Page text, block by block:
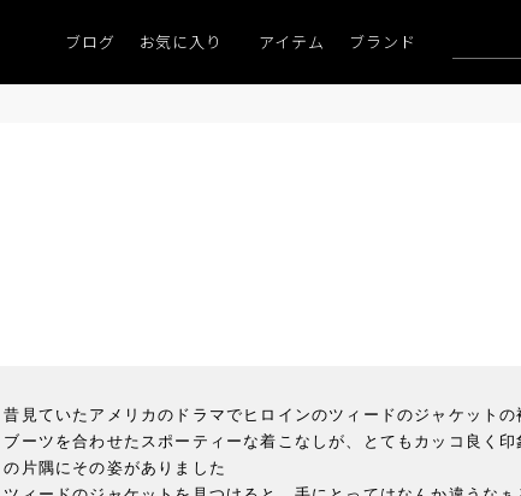
「キレイなニット」 ポイント9％「マンスリーポイントキャンペーン」
ブログ お気に入り アイテム ブランド
昔見ていたアメリカのドラマでヒロインのツィードのジャケット
ブーツを合わせたスポーティーな着こなしが、とてもカッコ良く
の片隅にその姿がありました